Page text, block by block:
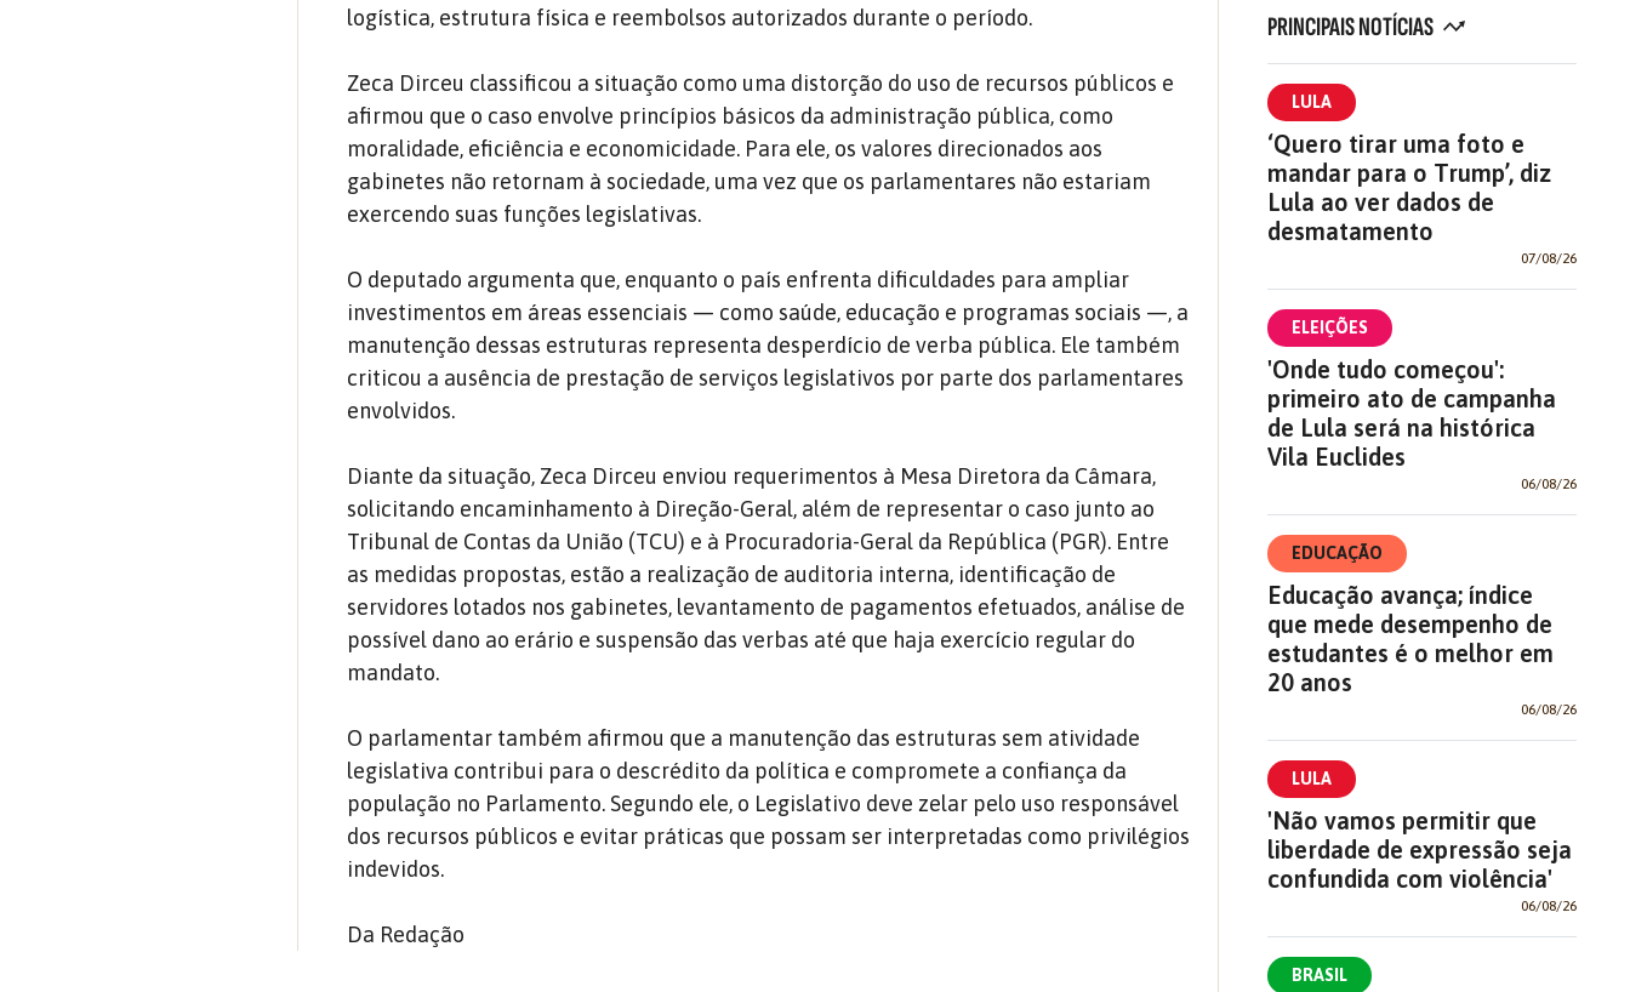
logística, estrutura física e reembolsos autorizados durante o período.
Zeca Dirceu classificou a situação como uma distorção do uso de recursos públicos e
afirmou que o caso envolve princípios básicos da administração pública, como
moralidade, eficiência e economicidade. Para ele, os valores direcionados aos
gabinetes não retornam à sociedade, uma vez que os parlamentares não estariam
exercendo suas funções legislativas.
O deputado argumenta que, enquanto o país enfrenta dificuldades para ampliar
investimentos em áreas essenciais — como saúde, educação e programas sociais —, a
manutenção dessas estruturas representa desperdício de verba pública. Ele também
criticou a ausência de prestação de serviços legislativos por parte dos parlamentares
envolvidos.
Diante da situação, Zeca Dirceu enviou requerimentos à Mesa Diretora da Câmara,
solicitando encaminhamento à Direção-Geral, além de representar o caso junto ao
Tribunal de Contas da União (TCU) e à Procuradoria-Geral da República (PGR). Entre
as medidas propostas, estão a realização de auditoria interna, identificação de
servidores lotados nos gabinetes, levantamento de pagamentos efetuados, análise de
possível dano ao erário e suspensão das verbas até que haja exercício regular do
mandato.
O parlamentar também afirmou que a manutenção das estruturas sem atividade
legislativa contribui para o descrédito da política e compromete a confiança da
população no Parlamento. Segundo ele, o Legislativo deve zelar pelo uso responsável
dos recursos públicos e evitar práticas que possam ser interpretadas como privilégios
indevidos.
Da Redação
PRINCIPAIS NOTÍCIAS
LULA
‘Quero tirar uma foto e
mandar para o Trump’, diz
Lula ao ver dados de
desmatamento
07/08/26
ELEIÇÕES
'Onde tudo começou':
primeiro ato de campanha
de Lula será na histórica
Vila Euclides
06/08/26
EDUCAÇÃO
Educação avança; índice
que mede desempenho de
estudantes é o melhor em
20 anos
06/08/26
LULA
'Não vamos permitir que
liberdade de expressão seja
confundida com violência'
06/08/26
BRASIL